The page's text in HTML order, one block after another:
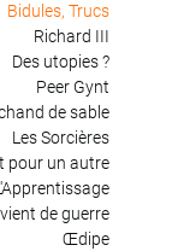
Bidules, Trucs
Richard III
Des utopies ?
Peer Gynt
de sable
Les Sorcières
pour un autre
de guerre
Œdipe